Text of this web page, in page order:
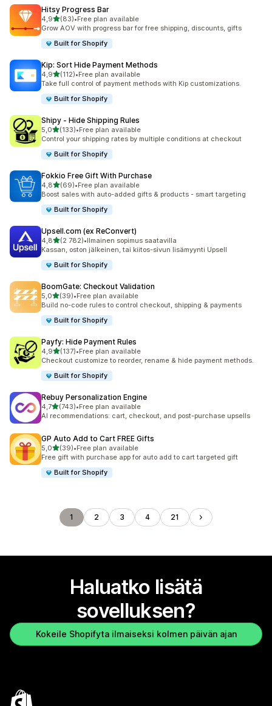
Hitsy Progress Bar
4,9/ 5 tähteä
(83)
83 arvostelua yhteensä
•Free plan available
Grow AOV with progress bar for free shipping, discounts, gifts
Built for Shopify
Kip: Sort Hide Payment Methods
4,9/ 5 tähteä
(112)
112 arvostelua yhteensä
•Free plan available
Take full control of payment methods with Kip customizations.
Built for Shopify
Shipy ‑ Hide Shipping Rules
5,0/ 5 tähteä
(133)
133 arvostelua yhteensä
•Free plan available
Control your shipping rates by multiple conditions at checkout
Built for Shopify
Fokkio Free Gift With Purchase
4,8/ 5 tähteä
(69)
69 arvostelua yhteensä
•Free plan available
Boost sales with auto-added gifts & products - smart targeting
Built for Shopify
Upsell.com (ex ReConvert)
4,8/ 5 tähteä
(2 782)
2782 arvostelua yhteensä
•Ilmainen sopimus saatavilla
Kassan, oston jälkeinen, tai kiitos-sivun lisämyynti Upsell
Built for Shopify
BoomGate: Checkout Validation
5,0/ 5 tähteä
(39)
39 arvostelua yhteensä
•Free plan available
Build no-code rules to control checkout, shipping & payments
Built for Shopify
Payfy: Hide Payment Rules
4,9/ 5 tähteä
(137)
137 arvostelua yhteensä
•Free plan available
Checkout customize to reorder, rename & hide payment methods.
Built for Shopify
Rebuy Personalization Engine
4,7/ 5 tähteä
(743)
743 arvostelua yhteensä
•Free plan available
AI recommendations: cart, checkout, and post-purchase upsells
GP Auto Add to Cart FREE Gifts
5,0/ 5 tähteä
(39)
39 arvostelua yhteensä
•Free plan available
Free gift with purchase app for auto add to cart targeted gift
Built for Shopify
1 2 3 4 21
Haluatko lisätä
sovelluksen?
Kokeile Shopifyta ilmaiseksi kolmen päivän ajan